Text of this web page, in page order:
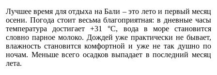
Лучшее время для отдыха на Бали – это лето и первый месяц
осени. Погода стоит весьма благоприятная: в дневные часы
температура достигает +31 °С, вода в море становится
словно парное молоко. Дождей уже практически не бывает,
влажность становится комфортной и уже не так душно по
ночам. Меньше всего осадков выпадает в последний месяц
лета.